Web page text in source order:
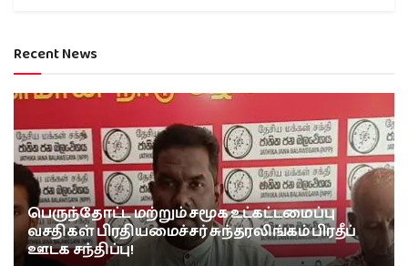
Recent News
பெருந்தோட்ட மற்றும் சமூக உட்கட்டமைப்பு
வசதிகள் பிரதியமைச்சர் சுந்தரலிங்கம் பிரதீப்
ஊடக சந்திப்பு!